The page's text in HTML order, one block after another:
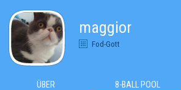
maggior
Fod-Gott
ÜBER 8-BALL POOL